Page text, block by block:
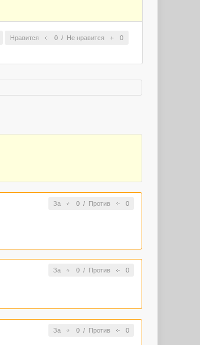
Нравится 0 / Не нравится 0
За 0/ Против 0
За 0/ Против 0
За 0/ Против 0